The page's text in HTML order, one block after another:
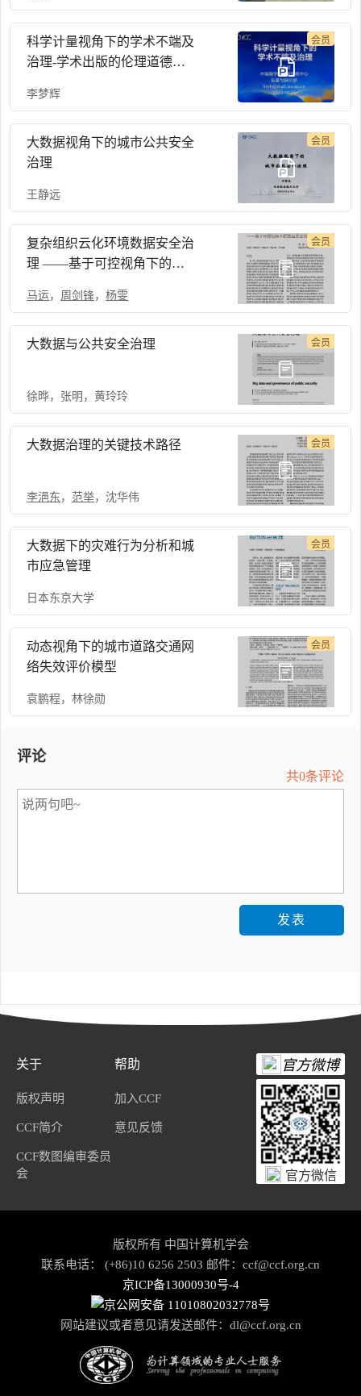
科学计量视角下的学术不端及
治理-学术出版的伦理道德规
李梦辉
会员
大数据视角下的城市公共安全
治理
王静远
会员
复杂组织云化环境数据安全治
理 ——基于可控视角下的数
马运， 周剑锋，杨雯
会员
大数据与公共安全治理
徐晔， 张明 ，黄玲玲
会员
大数据治理的关键技术路径
李浥东 ， 范举， 沈华伟
会员
大数据下的灾难行为分析和城
市应急管理
日本东京大学
会员
动态视角下的城市道路交通网
络失效评价模型
袁鹏程，林徐勋
会员
评论
共0条评论
发表
关于
版权声明
CCF简介
CCF数图编审委员
会
帮助
加入CCF
意见反馈
官方微博
官方微信
版权所有 中国计算机学会
联系电话： (+86)10 6256 2503 邮件：ccf@ccf.org.cn
京ICP备13000930号-4
京公网安备 11010802032778号
网站建议或者意见请发送邮件： dl@ccf.org.cn